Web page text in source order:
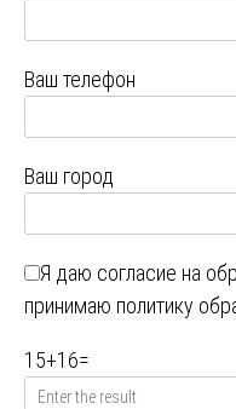
Ваш телефон
Ваш город
Я даю согласие на
принимаю политику
15+16=